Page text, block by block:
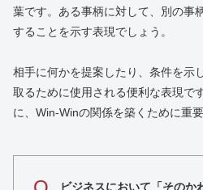
葉です。ある事柄に対して、別の事
することを示す表現でしょう。
相手に何かを提案したり、条件を示
取るために使用される便利な表現で
に、Win-Winの関係を築くために重
ビジネスにおいて「そのか